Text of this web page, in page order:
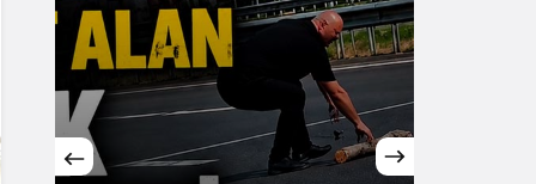
Gündüz Modu
Gündüz modunu seçin.
Gece Modu
Gece modunu seçin.